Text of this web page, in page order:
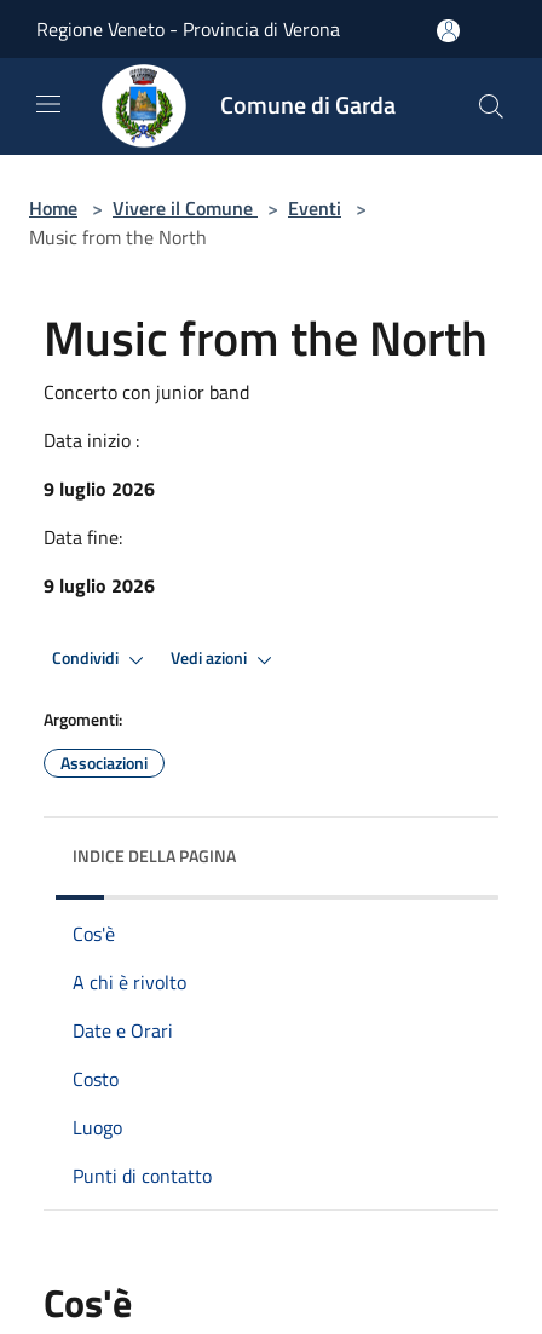
Regione Veneto - Provincia di Verona
Comune di Garda
Home > Vivere il Comune > Eventi >
Music from the North
Music from the North
Concerto con junior band
Data inizio :
9 luglio 2026
Data fine:
9 luglio 2026
Condividi Vedi azioni
Argomenti:
Associazioni
INDICE DELLA PAGINA
Cos'è
A chi è rivolto
Date e Orari
Costo
Luogo
Punti di contatto
Cos'è